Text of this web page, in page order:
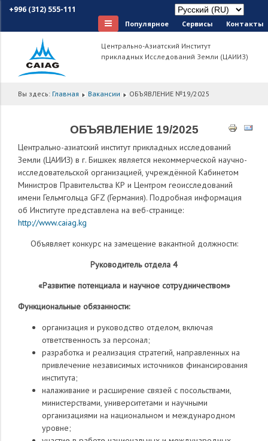
+996 (312) 555-111
Популярное Сервисы Контакты
Центрально-Азиатский Институт
прикладных Исследований Земли (ЦАИИЗ)
Вы здесь: Главная Вакансии ОБЪЯВЛЕНИЕ №19/2025
ОБЪЯВЛЕНИЕ 19/2025
Центрально-азиатский институт прикладных исследований
Земли (ЦАИИЗ) в г. Бишкек является некоммерческой научно-
исследовательской организацией, учреждённой Кабинетом
Министров Правительства КР и Центром геоисследований
имени Гельмгольца GFZ (Германия). Подробная информация
об Институте представлена на веб-странице:
http://www.caiag.kg
Объявляет конкурс на замещение вакантной должности:
Руководитель отдела 4
«Развитие потенциала и научное сотрудничеством»
Функциональные обязанности:
организация и руководство отделом, включая
ответственность за персонал;
разработка и реализация стратегий, направленных на
привлечение независимых источников финансирования
института;
налаживание и расширение связей с посольствами,
министерствами, университетами и научными
организациями на национальном и международном
уровне;